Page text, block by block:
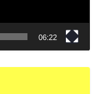
06:22